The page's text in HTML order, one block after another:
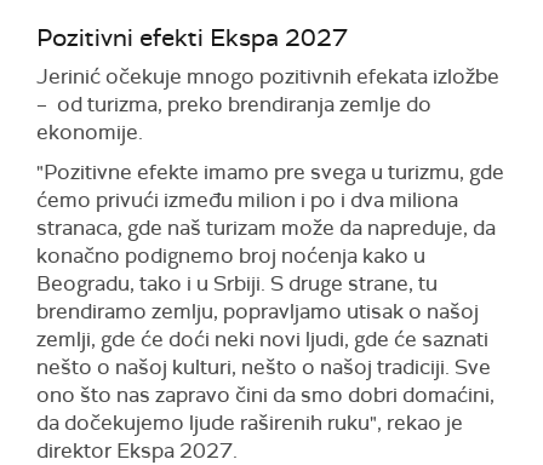
Pozitivni efekti Ekspa 2027
Jerinić očekuje mnogo pozitivnih efekata izložbe
– od turizma, preko brendiranja zemlje do
ekonomije.
"Pozitivne efekte imamo pre svega u turizmu, gde
ćemo privući između milion i po i dva miliona
stranaca, gde naš turizam može da napreduje, da
konačno podignemo broj noćenja kako u
Beogradu, tako i u Srbiji. S druge strane, tu
brendiramo zemlju, popravljamo utisak o našoj
zemlji, gde će doći neki novi ljudi, gde će saznati
nešto o našoj kulturi, nešto o našoj tradiciji. Sve
ono što nas zapravo čini da smo dobri domaćini,
da dočekujemo ljude raširenih ruku", rekao je
direktor Ekspa 2027.